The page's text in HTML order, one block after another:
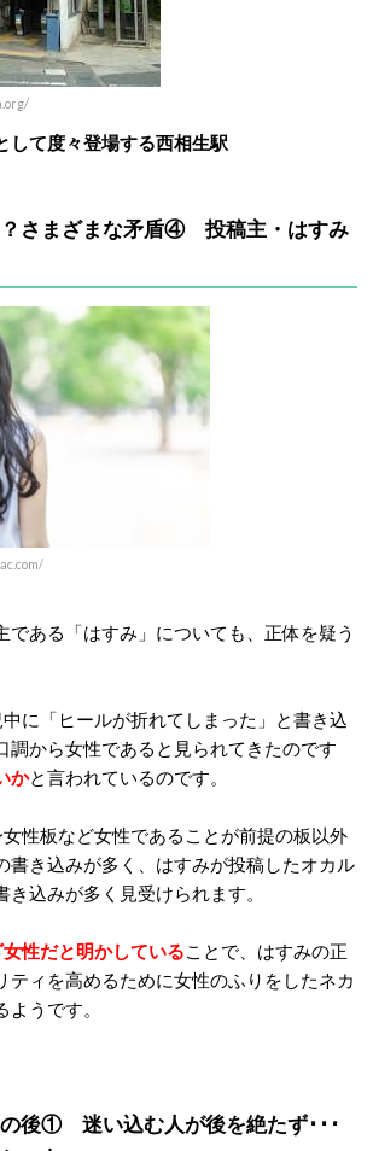
して度々登場する西相生駅
？さまざまな矛盾④ 投稿主・はすみ
である「はすみ」についても、正体を疑う
に「ヒールが折れてしまった」と書き込
調から女性であると見られてきたのです
かと言われているのです。
性板など女性であることが前提の板以外
書き込みが多く、はすみが投稿したオカル
き込みが多く見受けられます。
性だと明かしていることで、はすみの正
ティを高めるために女性のふりをしたネカ
うです。
後① 迷い込む人が後を絶たず･･･